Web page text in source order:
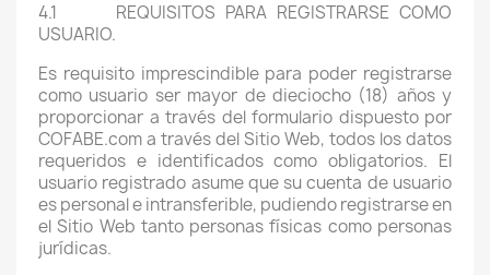
4.1 REQUISITOS PARA REGISTRARSE COMO
USUARIO.
Es requisito imprescindible para poder registrarse
como usuario ser mayor de dieciocho (18) años y
proporcionar a través del formulario dispuesto por
COFABE.com a través del Sitio Web, todos los datos
requeridos e identificados como obligatorios. El
usuario registrado asume que su cuenta de usuario
es personal e intransferible, pudiendo registrarse en
el Sitio Web tanto personas físicas como personas
jurídicas.